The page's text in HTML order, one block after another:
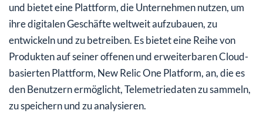
und bietet eine Plattform, die Unternehmen nutzen, um
ihre digitalen Geschäfte weltweit aufzubauen, zu
entwickeln und zu betreiben. Es bietet eine Reihe von
Produkten auf seiner offenen und erweiterbaren Cloud-
basierten Plattform, New Relic One Platform, an, die es
den Benutzern ermöglicht, Telemetriedaten zu sammeln,
zu speichern und zu analysieren.